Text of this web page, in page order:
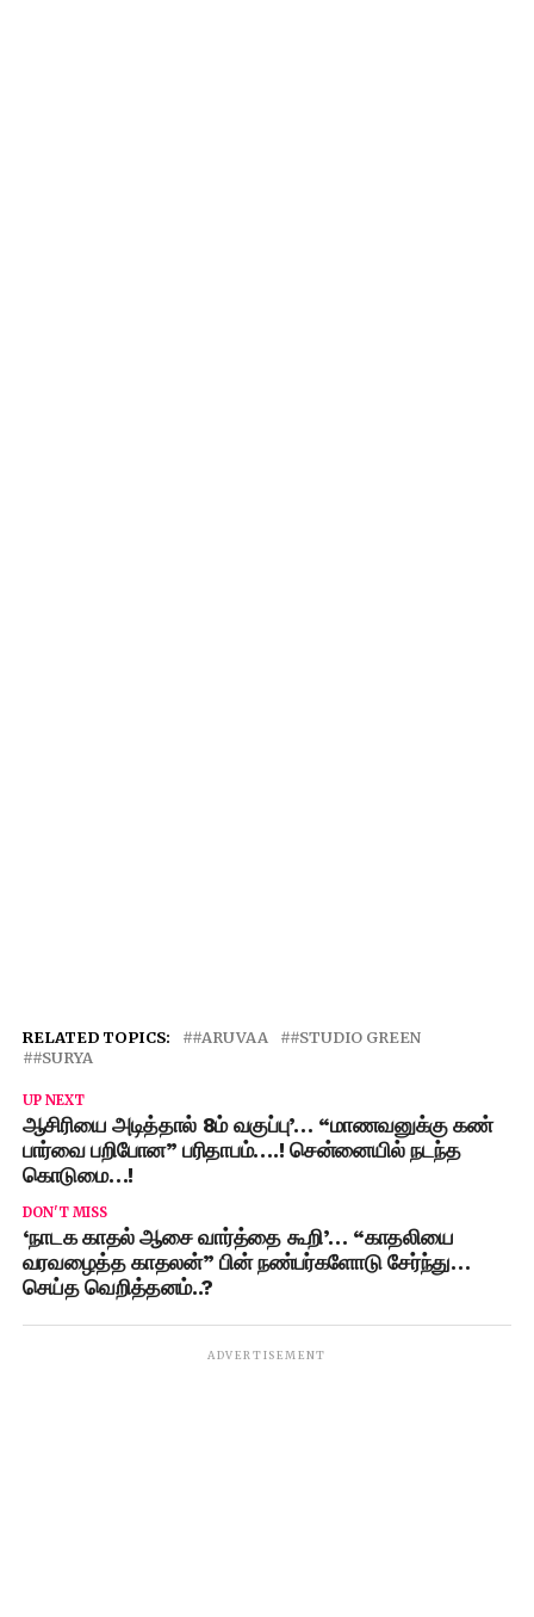
RELATED TOPICS: #ARUVAA
#STUDIO GREEN
#SURYA
UP NEXT
ஆசிரியை அடித்தால் 8ம் வகுப்பு’… “மாணவனுக்கு கண்
பார்வை பறிபோன” பரிதாபம்….! சென்னையில் நடந்த
கொடுமை…!
DON'T MISS
‘நாடக காதல் ஆசை வார்த்தை கூறி’… “காதலியை
வரவழைத்த காதலன்” பின் நண்பர்களோடு சேர்ந்து…
செய்த வெறித்தனம்..?
ADVERTISEMENT